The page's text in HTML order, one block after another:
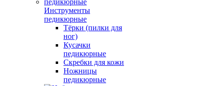
Инструменты
педикюрные
Тёрки (пилки для
ног)
Кусачки
педикюрные
Скребки для кожи
Ножницы
педикюрные